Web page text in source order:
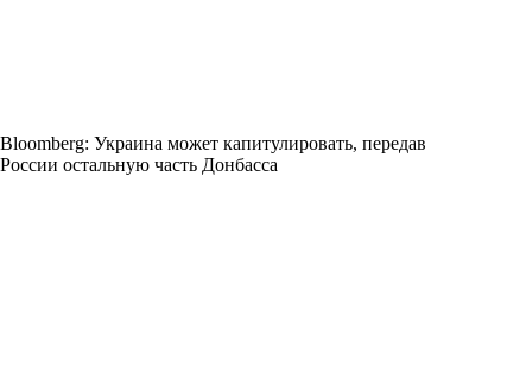
Bloomberg: Украина может капитулировать, передав
России остальную часть Донбасса